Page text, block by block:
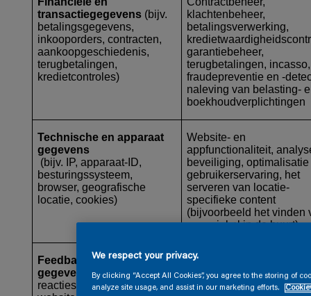
transactiegegevens (bijv.
betalingsgegevens,
inkooporders, contracten,
aankoopgeschiedenis,
terugbetalingen,
kredietcontroles)
klachtenbeheer,
betalingsverwerking,
garantiebeheer,
terugbetalingen, incasso,
fraudepreventie en -
naleving van belasting-
boekhoudverplichtingen
Technische en apparaat
gegevens
(bijv. IP, apparaat-ID,
besturingssysteem,
browser, geografische
locatie, cookies)
Website- en
appfunctionaliteit,
beveiliging,
gebruikerservaring, het
serveren van locatie-
specifieke content
(bijvoorbeeld het vinden
een winkel in de buurt)
Feedback & Engagement-
gegevens
(bijv. enquête-
reacties, recensies,
Productontwikkeling,
merkstrategie en
positionering, prognoses,
We respect your privacy.
By clicking “Accept All Cookies”, you agree to the storing of
analyze site usage, and assist in our marketing efforts.